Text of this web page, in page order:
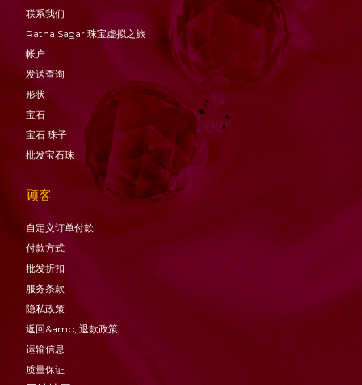
联系我们
Ratna Sagar 珠宝虚拟之旅
帐户
发送查询
形状
宝石
宝石 珠子
批发宝石珠
顾客
自定义订单付款
付款方式
批发折扣
服务条款
隐私政策
返回&amp;;退款政策
运输信息
质量保证